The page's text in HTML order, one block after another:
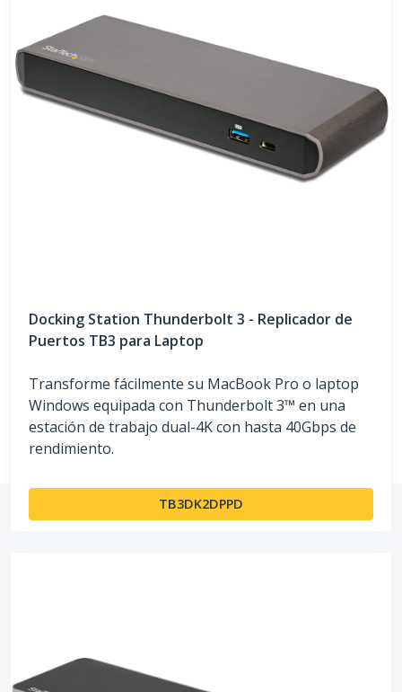
Docking Station Thunderbolt 3 - Replicador de
Puertos TB3 para Laptop
Transforme fácilmente su MacBook Pro o laptop
Windows equipada con Thunderbolt 3™ en una
estación de trabajo dual-4K con hasta 40Gbps de
rendimiento.
TB3DK2DPPD